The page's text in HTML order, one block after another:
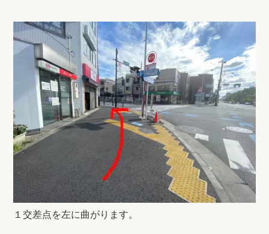
１交差点を左に曲がります。